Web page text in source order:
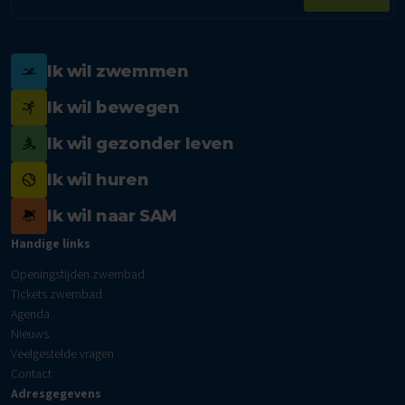
Ik wil zwemmen
Ik wil bewegen
Ik wil gezonder leven
Ik wil huren
Ik wil naar SAM
Handige links
Openingstijden zwembad
Tickets zwembad
Agenda
Nieuws
Veelgestelde vragen
Contact
Adresgegevens